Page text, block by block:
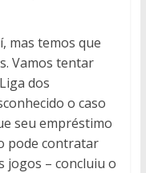
mas temos que
Vamos tentar
dos
o caso
seu empréstimo
pode contratar
jogos – concluiu o